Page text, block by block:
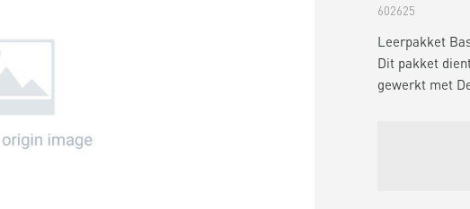
602625
Leerpakket
Dit pakket
gewerkt met